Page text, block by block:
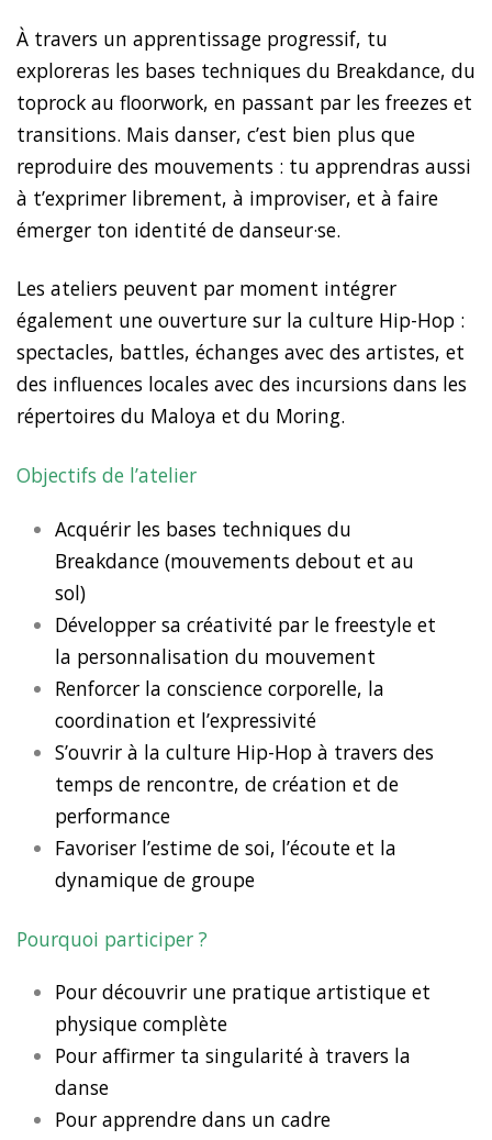
À travers un apprentissage progressif, tu
exploreras les bases techniques du Breakdance, du
toprock au floorwork, en passant par les freezes et
transitions. Mais danser, c’est bien plus que
reproduire des mouvements : tu apprendras aussi
à t’exprimer librement, à improviser, et à faire
émerger ton identité de danseur·se.
Les ateliers peuvent par moment intégrer
également une ouverture sur la culture Hip-Hop :
spectacles, battles, échanges avec des artistes, et
des influences locales avec des incursions dans les
répertoires du Maloya et du Moring.
Objectifs de l’atelier
Acquérir les bases techniques du
Breakdance (mouvements debout et au
sol)
Développer sa créativité par le freestyle et
la personnalisation du mouvement
Renforcer la conscience corporelle, la
coordination et l’expressivité
S’ouvrir à la culture Hip-Hop à travers des
temps de rencontre, de création et de
performance
Favoriser l’estime de soi, l’écoute et la
dynamique de groupe
Pourquoi participer ?
Pour découvrir une pratique artistique et
physique complète
Pour affirmer ta singularité à travers la
danse
Pour apprendre dans un cadre